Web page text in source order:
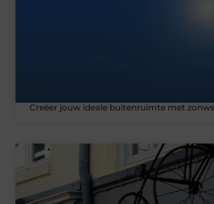
Creëer jouw ideale buitenruimte met